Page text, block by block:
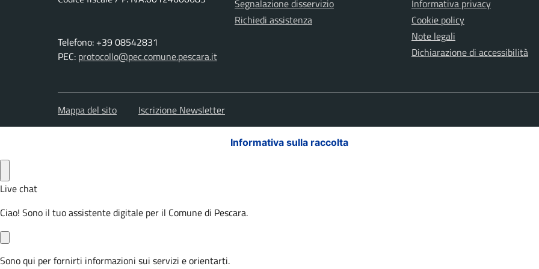
Telefono: +39 08542831
PEC: protocollo@pec.comune.pescara.it
Segnalazione disservizio
Richiedi assistenza
Informativa privacy
Cookie policy
Note legali
Dichiarazione di accessibilità
Mappa del sito Iscrizione Newsletter
Informativa sulla raccolta